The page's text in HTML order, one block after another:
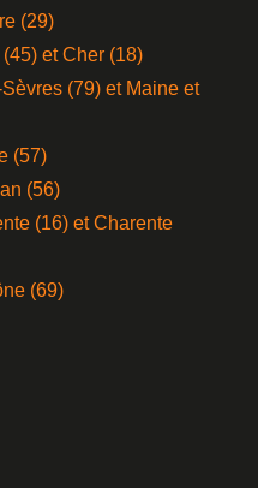
(29)
et Cher (18)
(79) et Maine et
(57)
(56)
(16) et Charente
(69)